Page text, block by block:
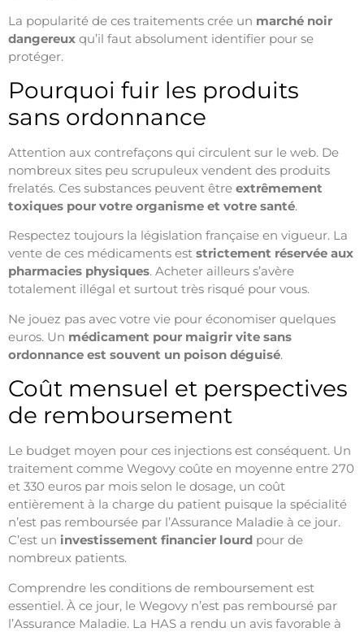
La popularité de ces traitements crée un marché noir
dangereux qu’il faut absolument identifier pour se
protéger.
Pourquoi fuir les produits
sans ordonnance
Attention aux contrefaçons qui circulent sur le web. De
nombreux sites peu scrupuleux vendent des produits
frelatés. Ces substances peuvent être extrêmement
toxiques pour votre organisme et votre santé.
Respectez toujours la législation française en vigueur. La
vente de ces médicaments est strictement réservée aux
pharmacies physiques. Acheter ailleurs s’avère
totalement illégal et surtout très risqué pour vous.
Ne jouez pas avec votre vie pour économiser quelques
euros. Un médicament pour maigrir vite sans
ordonnance est souvent un poison déguisé.
Coût mensuel et perspectives
de remboursement
Le budget moyen pour ces injections est conséquent. Un
traitement comme Wegovy coûte en moyenne entre 270
et 330 euros par mois selon le dosage, un coût
entièrement à la charge du patient puisque la spécialité
n’est pas remboursée par l’Assurance Maladie à ce jour.
C’est un investissement financier lourd pour de
nombreux patients.
Comprendre les conditions de remboursement est
essentiel. À ce jour, le Wegovy n’est pas remboursé par
l’Assurance Maladie. La HAS a rendu un avis favorable à